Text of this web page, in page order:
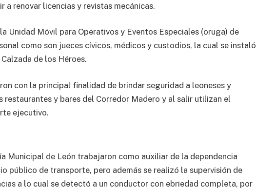
a renovar licencias y revistas mecánicas.
Unidad Móvil para Operativos y Eventos Especiales (oruga) de
como son jueces cívicos, médicos y custodios, la cual se instaló
de los Héroes.
con la principal finalidad de brindar seguridad a leoneses y
restaurantes y bares del Corredor Madero y al salir utilizan el
ejecutivo.
Municipal de León trabajaron como auxiliar de la dependencia
público de transporte, pero además se realizó la supervisión de
a lo cual se detectó a un conductor con ebriedad completa, por